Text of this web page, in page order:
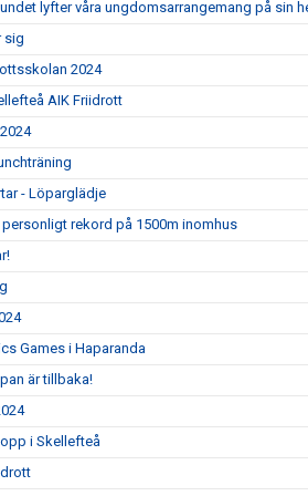
lyfter våra ungdomsarrangemang på sin
sig
2024
AIK Friidrott
- Löparglädje
personligt rekord på 1500m inomhus
Games i Haparanda
är tillbaka!
i Skellefteå